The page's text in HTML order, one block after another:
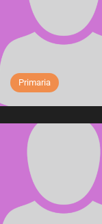
Primaria